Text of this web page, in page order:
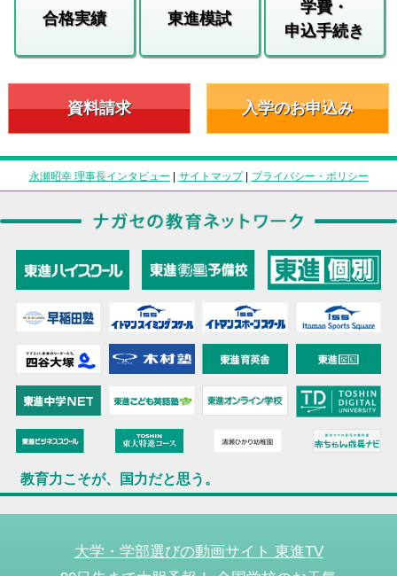
合格実績 東進模試
学費・
申込手続き
資料請求 入学のお申込み
永瀬昭幸 理事長インタビュー | サイトマップ| プライバシー・ポリシー
教育力こそが、国力だと思う。
大学・学部選びの動画サイト 東進TV